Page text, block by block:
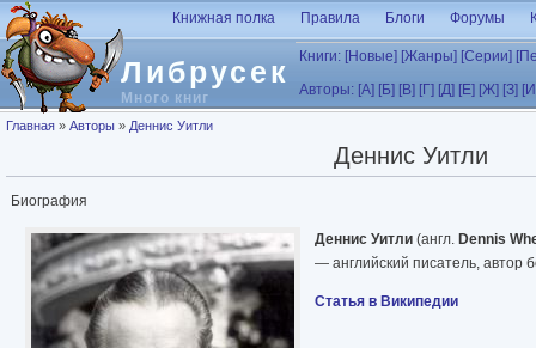
Перейти к основному содержанию
Либрусек
Много книг
Книжная полка Правила Блоги Форумы
Книги: [Новые] [Жанры] [Серии]
Авторы: [А] [Б] [В] [Г] [Д] [Е] [Ж] [З]
Вы здесь
Главная » Авторы » Деннис Уитли
Деннис Уитли
Биография
Деннис Уитли (англ. Dennis
— английский писатель, автор
Статья в Википедии